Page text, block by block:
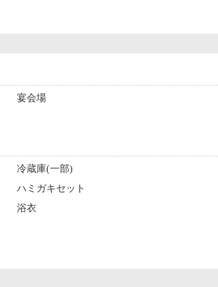
宴会場
冷蔵庫(一部)
ハミガキセット
浴衣